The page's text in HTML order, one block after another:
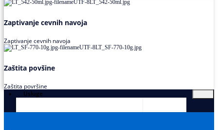
Zaptivanje cevnih navoja
Zaptivanje cevnih navoja
Zaštita povšine
Zaštita površine
Usluge